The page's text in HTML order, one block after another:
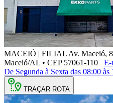
MACEIÓ | FILIAL Av. Maceió,
Maceió/AL • CEP 57061-110
E-
De Segunda à Sexta das 08:00 às
TRAÇAR ROTA